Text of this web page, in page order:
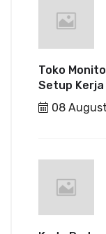
Toko
Setup Kerja
08